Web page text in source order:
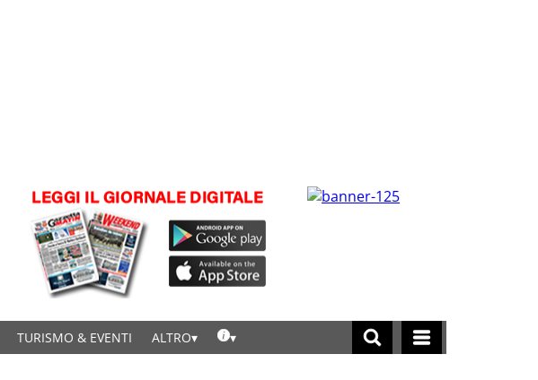
TURISMO & EVENTI ALTRO